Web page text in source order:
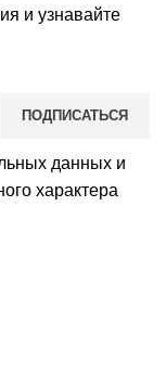
и узнавайте
данных и
характера